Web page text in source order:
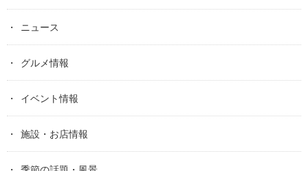
ニュース
グルメ情報
イベント情報
施設・お店情報